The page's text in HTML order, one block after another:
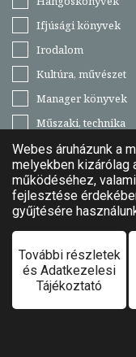
Ifjúsági könyvek
Irodalom
Kultúra, művészet
Manager könyvek
Műszaki, technika
Növényvilág
Pedagógia, nevelés
Ruhanemű
Szabadidő, hobbi
Természettudomány,
technika
Vallás